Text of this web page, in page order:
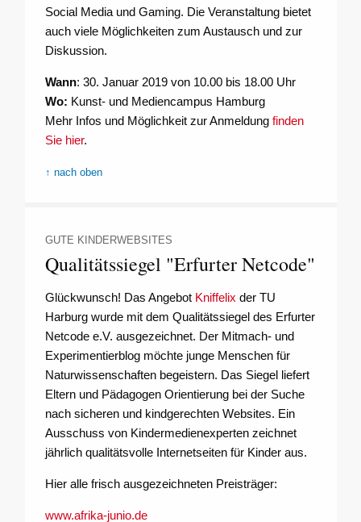
Social Media und Gaming. Die Veranstaltung bietet
auch viele Möglichkeiten zum Austausch und zur
Diskussion.
Wann: 30. Januar 2019 von 10.00 bis 18.00 Uhr
Wo: Kunst- und Mediencampus Hamburg
Mehr Infos und Möglichkeit zur Anmeldung finden
Sie hier.
↑ nach oben
GUTE KINDERWEBSITES
Qualitätssiegel "Erfurter Netcode"
Glückwunsch! Das Angebot Kniffelix der TU
Harburg wurde mit dem Qualitätssiegel des Erfurter
Netcode e.V. ausgezeichnet. Der Mitmach- und
Experimentierblog möchte junge Menschen für
Naturwissenschaften begeistern. Das Siegel liefert
Eltern und Pädagogen Orientierung bei der Suche
nach sicheren und kindgerechten Websites. Ein
Ausschuss von Kindermedienexperten zeichnet
jährlich qualitätsvolle Internetseiten für Kinder aus.
Hier alle frisch ausgezeichneten Preisträger:
www.afrika-junio.de